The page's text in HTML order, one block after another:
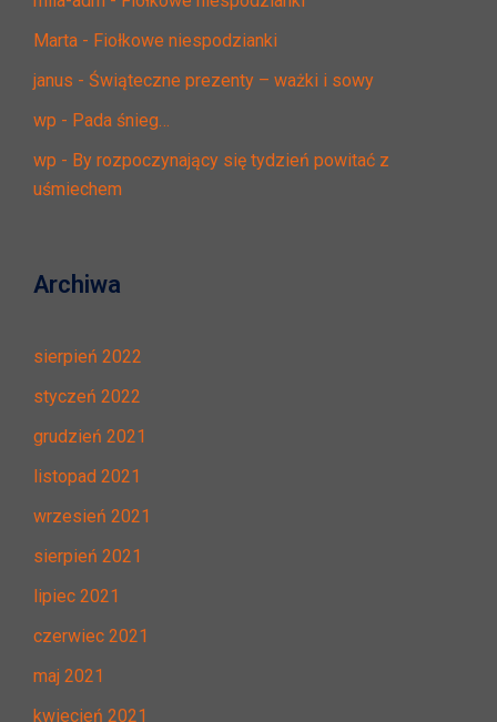
Marta - Fiołkowe niespodzianki
janus - Świąteczne prezenty – ważki i sowy
wp - Pada śnieg…
wp - By rozpoczynający się tydzień powitać z
uśmiechem
Archiwa
sierpień 2022
styczeń 2022
grudzień 2021
listopad 2021
wrzesień 2021
sierpień 2021
lipiec 2021
czerwiec 2021
maj 2021
kwiecień 2021